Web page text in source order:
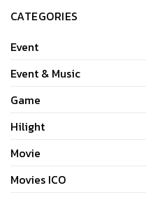
CATEGORIES
Event
Event & Music
Game
Hilight
Movie
Movies ICO